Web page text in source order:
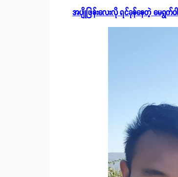
အပျိုဖြန်းလေးလို ရင်ခုန်နေတဲ့ မေရွက်ဝါ